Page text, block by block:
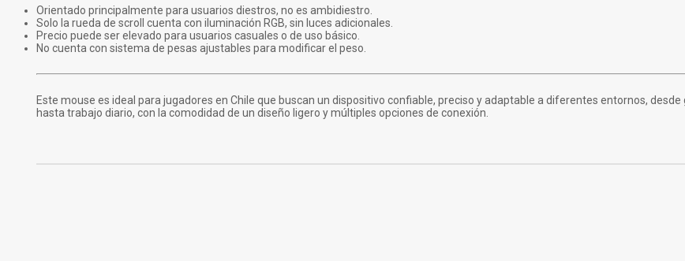
Orientado principalmente para usuarios diestros, no es ambidiestro.
Solo la rueda de scroll cuenta con iluminación RGB, sin luces adicionales.
Precio puede ser elevado para usuarios casuales o de uso básico.
No cuenta con sistema de pesas ajustables para modificar el peso.
Este mouse es ideal para jugadores en Chile que buscan un dispositivo confiable, preciso y adaptable a diferentes entornos,
hasta trabajo diario, con la comodidad de un diseño ligero y múltiples opciones de conexión.